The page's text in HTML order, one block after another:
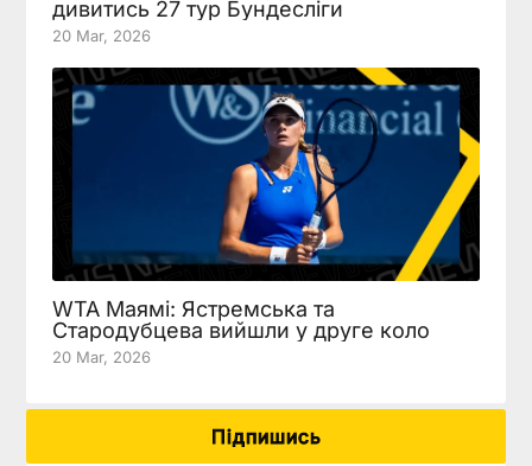
дивитись 27 тур Бундесліги
20 Mar, 2026
WTA Маямі: Ястремська та
Стародубцева вийшли у друге коло
20 Mar, 2026
Підпишись